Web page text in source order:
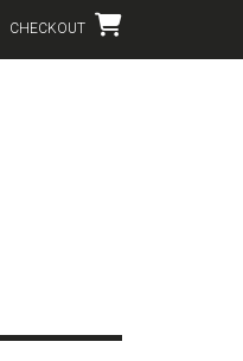
CHECKOUT